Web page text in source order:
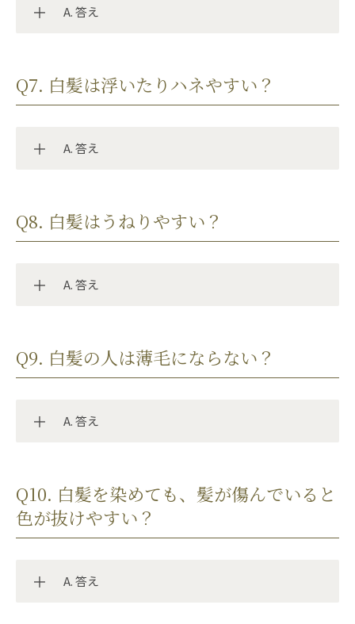
ため、メラニン色素が十分につくられなくなり、髪
白髪は加齢による自然な現象であり、現代の医学で
A. 答え
ただし、美容室での施術前後1週間は、LPLPの使用
Q7. 白髪は浮いたりハネやすい？
A. 答え
いたりハネたりしやすいです。
白髪が浮かないように重ね付けやラップをしましょ
う。
Q8. 白髪はうねりやすい？
A. 答え
にくくなります。
また、加齢によって頭皮のハリが失われると、毛穴
Q9. 白髪の人は薄毛にならない？
A. 答え
Q10. 白髪を染めても、髪が傷んでいると
色が抜けやすい？
A. 答え